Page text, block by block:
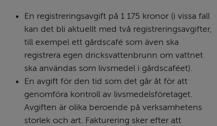
En registreringsavgift på 1 175 kronor (i vissa fall
kan det bli aktuellt med två registreringsavgifter,
till exempel ett gårdscafé som även ska
registrera egen dricksvattenbrunn om vattnet
ska användas som livsmedel i gårdscaféet).
En avgift för den tid som det går åt för att
genomföra kontroll av livsmedelsföretaget.
Avgiften är olika beroende på verksamhetens
storlek och art. Fakturering sker efter att